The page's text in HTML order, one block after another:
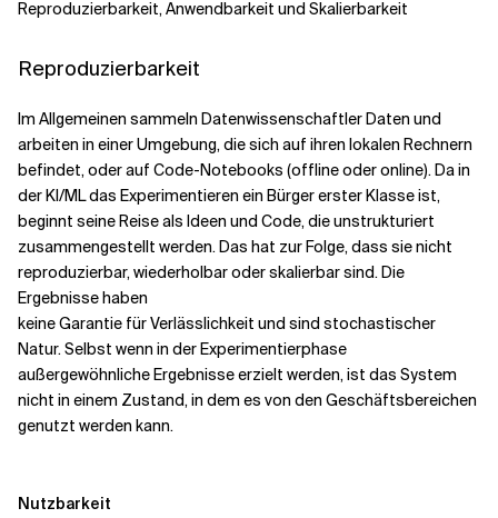
Reproduzierbarkeit, Anwendbarkeit und Skalierbarkeit
Reproduzierbarkeit
Im Allgemeinen sammeln Datenwissenschaftler Daten und
arbeiten in einer Umgebung, die sich auf ihren lokalen Rechnern
befindet, oder auf Code-Notebooks (offline oder online). Da in
der KI/ML das Experimentieren ein Bürger erster Klasse ist,
beginnt seine Reise als Ideen und Code, die unstrukturiert
zusammengestellt werden. Das hat zur Folge, dass sie nicht
reproduzierbar, wiederholbar oder skalierbar sind. Die
Ergebnisse haben
keine Garantie für Verlässlichkeit und sind stochastischer
Natur. Selbst wenn in der Experimentierphase
außergewöhnliche Ergebnisse erzielt werden, ist das System
nicht in einem Zustand, in dem es von den Geschäftsbereichen
genutzt werden kann.
Nutzbarkeit